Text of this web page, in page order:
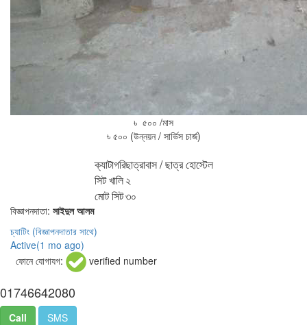
৳ ৫০০ /মাস
৳ ৫০০ (উন্নয়ন / সার্ভিস চার্জ)
ক্যাটাগরিছাত্রাবাস / ছাত্র হোস্টেল
সিট খালি২
মোট সিট৩০
বিজ্ঞাপনদাতা: সাইদুল আলম
চ্যাটিং (বিজ্ঞাপনদাতার সাথে)
Active(1 mo ago)
ফোনে যোগাযগ:
verified number
01746642080
Call
SMS